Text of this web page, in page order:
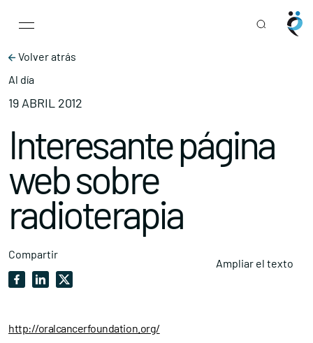
Main Navigation
Volver atrás
Al día
19 ABRIL 2012
Interesante página
web sobre
radioterapia
Compartir
Ampliar el texto
http://oralcancerfoundation.org/